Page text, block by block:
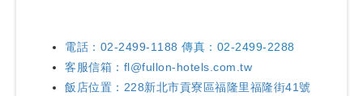
電話：02-2499-1188 傳真：02-2499-2288
客服信箱：fl@fullon-hotels.com.tw
飯店位置： 228新北市貢寮區福隆里福隆街41號